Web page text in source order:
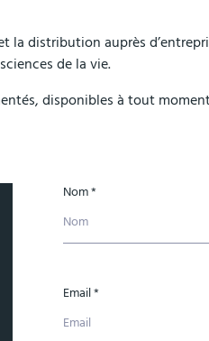
la distribution auprès
de la vie.
disponibles à tout
Nom *
Email *